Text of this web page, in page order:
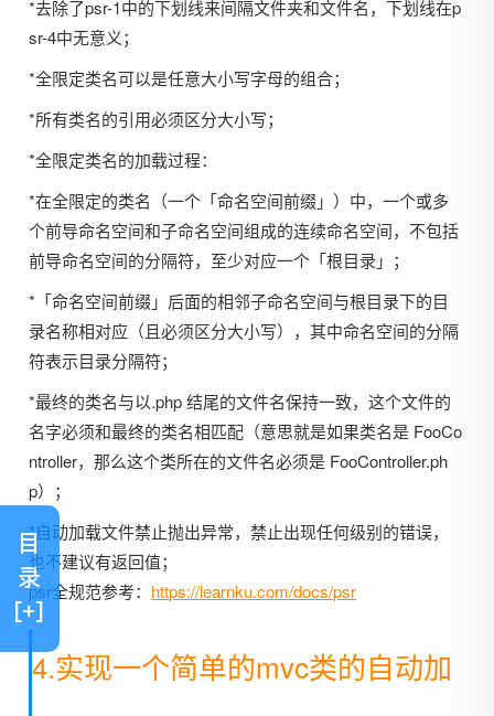
*去除了psr-1中的下划线来间隔文件夹和文件名，下划线在p
sr-4中无意义；
*全限定类名可以是任意大小写字母的组合；
*所有类名的引用必须区分大小写；
*全限定类名的加载过程：
*在全限定的类名（一个「命名空间前缀」）中，一个或多
个前导命名空间和子命名空间组成的连续命名空间，不包括
前导命名空间的分隔符，至少对应一个「根目录」；
*「命名空间前缀」后面的相邻子命名空间与根目录下的目
录名称相对应（且必须区分大小写），其中命名空间的分隔
符表示目录分隔符；
*最终的类名与以.php 结尾的文件名保持一致，这个文件的
名字必须和最终的类名相匹配（意思就是如果类名是 FooCo
ntroller，那么这个类所在的文件名必须是 FooController.ph
p）；
*自动加载文件禁止抛出异常，禁止出现任何级别的错误，
也不建议有返回值；
psr全规范参考： https://learnku.com/docs/psr
4.实现一个简单的mvc类的自动加
目
录
[+]